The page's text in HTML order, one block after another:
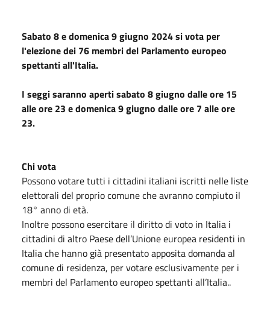
Sabato 8 e domenica 9 giugno 2024 si vota per
l'elezione dei 76 membri del Parlamento europeo
spettanti all'Italia.
I seggi saranno aperti sabato 8 giugno dalle ore 15
alle ore 23 e domenica 9 giugno dalle ore 7 alle ore
23.
Chi vota
Possono votare tutti i cittadini italiani iscritti nelle liste
elettorali del proprio comune che avranno compiuto il
18° anno di età.
Inoltre possono esercitare il diritto di voto in Italia i
cittadini di altro Paese dell’Unione europea residenti in
Italia che hanno già presentato apposita domanda al
comune di residenza, per votare esclusivamente per i
membri del Parlamento europeo spettanti all’Italia..